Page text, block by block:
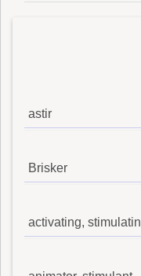
astir
Brisker
activating,